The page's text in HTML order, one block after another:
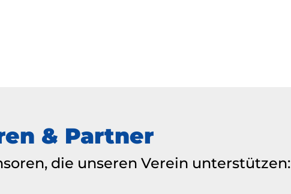
& Partner
die unseren Verein unterstützen: